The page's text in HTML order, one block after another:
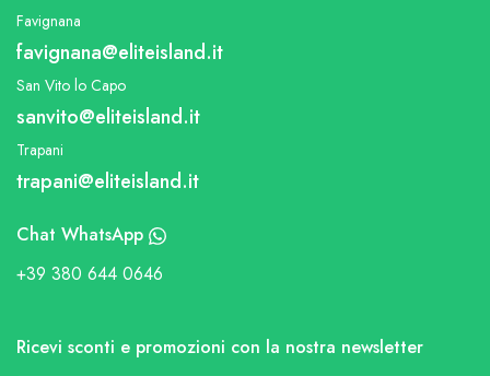
Favignana
favignana@eliteisland.it
San Vito lo Capo
sanvito@eliteisland.it
Trapani
trapani@eliteisland.it
Chat WhatsApp
+39 380 644 0646
Ricevi sconti e promozioni con la nostra newsletter